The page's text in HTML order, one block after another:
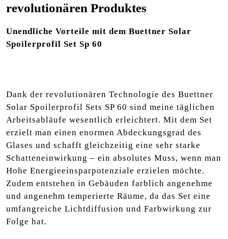
revolutionären Produktes
Unendliche Vorteile mit dem Buettner Solar
Spoilerprofil Set Sp 60
Dank der revolutionären Technologie des Buettner
Solar Spoilerprofil Sets SP 60 sind meine täglichen
Arbeitsabläufe wesentlich erleichtert. Mit dem Set
erzielt man einen enormen Abdeckungsgrad des
Glases und schafft gleichzeitig eine sehr starke
Schatteneinwirkung – ein absolutes Muss, wenn man
Hohe Energieeinsparpotenziale erzielen möchte.
Zudem entstehen in Gebäuden farblich angenehme
und angenehm temperierte Räume, da das Set eine
umfangreiche Lichtdiffusion und Farbwirkung zur
Folge hat.